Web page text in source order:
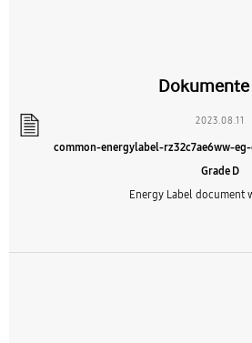
Dokumente
2023.08.11
common-energylabel-rz32c7ae6ww-
Grade D
Energy Label document